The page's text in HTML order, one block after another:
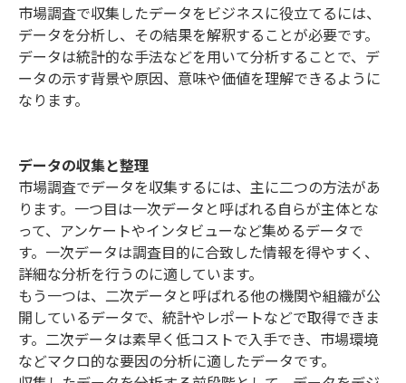
市場調査で収集したデータをビジネスに役立てるには、
データを分析し、その結果を解釈することが必要です。
データは統計的な手法などを用いて分析することで、デ
ータの示す背景や原因、意味や価値を理解できるように
なります。
データの収集と整理
市場調査でデータを収集するには、主に二つの方法があ
ります。一つ目は一次データと呼ばれる自らが主体とな
って、アンケートやインタビューなど集めるデータで
す。一次データは調査目的に合致した情報を得やすく、
詳細な分析を行うのに適しています。
もう一つは、二次データと呼ばれる他の機関や組織が公
開しているデータで、統計やレポートなどで取得できま
す。二次データは素早く低コストで入手でき、市場環境
などマクロ的な要因の分析に適したデータです。